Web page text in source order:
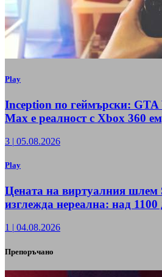
Play
Inception по геймърски: GTA
Max е реалност с Xbox 360
3 | 05.08.2026
Play
Цената на виртуалния шлем
изглежда нереална: над 1100
1 | 04.08.2026
Препоръчано